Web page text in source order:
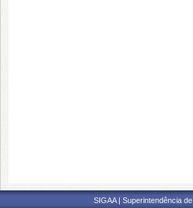
SIGAA | Superintendência